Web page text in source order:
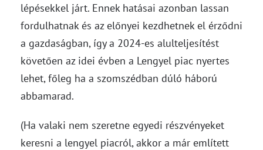
lépésekkel járt. Ennek hatásai azonban lassan
fordulhatnak és az előnyei kezdhetnek el érződni
a gazdaságban, így a 2024-es alulteljesítést
követően az idei évben a Lengyel piac nyertes
lehet, főleg ha a szomszédban dúló háború
abbamarad.
(Ha valaki nem szeretne egyedi részvényeket
keresni a lengyel piacról, akkor a már említett